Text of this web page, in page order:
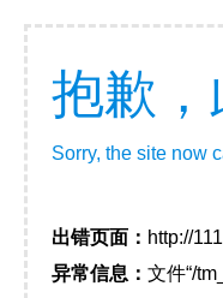
抱歉
Sorry, the site now
出错页面： http://
异常信息： 文件“/